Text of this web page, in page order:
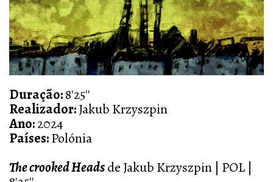
Duração:8'25''
Realizador:Jakub Krzyszpin
Ano:2024
Países:Polónia
The crooked Headsde Jakub Krzyszpin | POL |